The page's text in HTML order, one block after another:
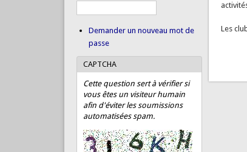
Les
Demander un nouveau mot de
passe
CAPTCHA
Cette question sert à vérifier si
vous êtes un visiteur humain
afin d'éviter les soumissions
automatisées spam.